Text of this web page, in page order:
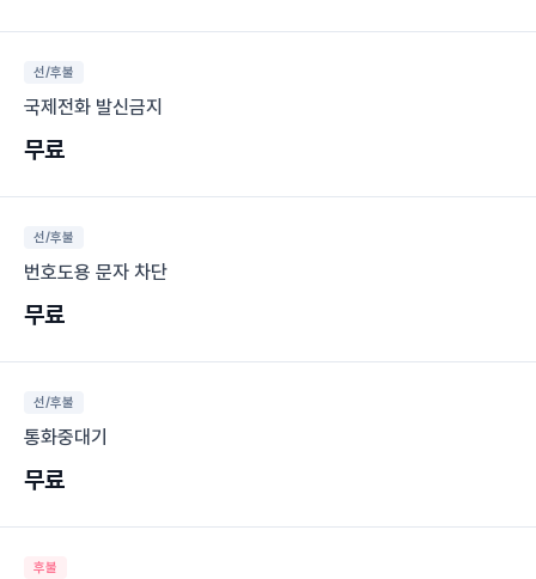
선/후불
국제전화 발신금지
무료
선/후불
번호도용 문자 차단
무료
선/후불
통화중대기
무료
후불